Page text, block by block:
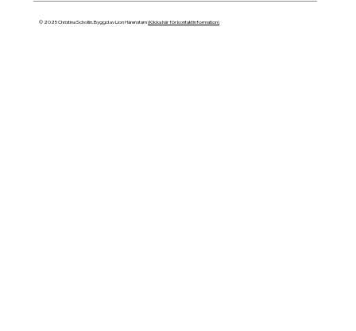
© 2025 Christina Schollin. Byggd av Lion Härenstam(Klicka här för kontaktinformation)